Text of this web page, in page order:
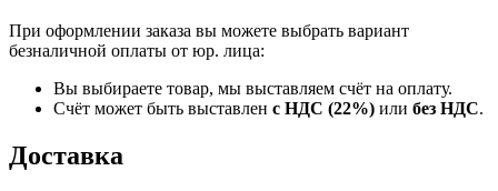
При оформлении заказа вы можете выбрать вариант
безналичной оплаты от юр. лица:
Вы выбираете товар, мы выставляем счёт на оплату.
Счёт может быть выставлен с НДС (22%) или без НДС.
Доставка